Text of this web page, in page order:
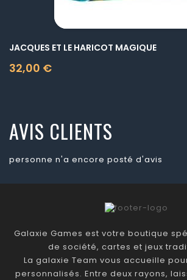
JACQUES ET LE HARICOT MAGIQUE
32,00 €
Prix
AVIS CLIENTS
personne n'a encore posté d'avis
Galaxie Games est votre boutique
de société, cartes et jeux
La galaxie Team vous accueille
personnalisés. Entre deux rayons,